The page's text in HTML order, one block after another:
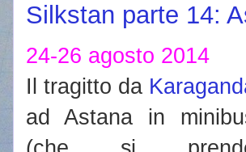
Silkstan parte 14:
24-26 agosto 2014
Il tragitto da
ad Astana in